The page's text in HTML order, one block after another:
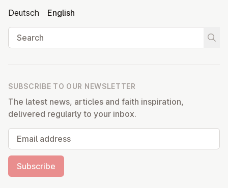
Deutsch
English
Search
SUBSCRIBE TO OUR NEWSLETTER
The latest news, articles and faith inspiration,
delivered regularly to your inbox.
Email address
Subscribe